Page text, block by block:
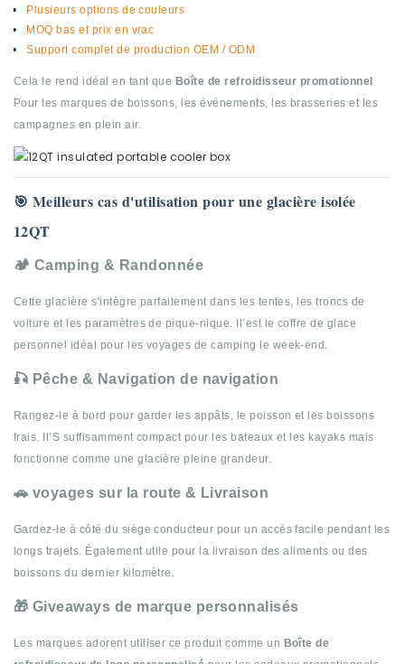
Plusieurs options de couleurs
MOQ bas et prix en vrac
Support complet de production OEM / ODM
Cela le rend idéal en tant que Boîte de refroidisseur promotionnel
Pour les marques de boissons, les événements, les brasseries et les
campagnes en plein air.
🎯 Meilleurs cas d'utilisation pour une glacière isolée
12QT
🏕️ Camping & Randonnée
Cette glacière s'intègre parfaitement dans les tentes, les troncs de
voiture et les paramètres de pique-nique. Il’est le coffre de glace
personnel idéal pour les voyages de camping le week-end.
🎣 Pêche & Navigation de navigation
Rangez-le à bord pour garder les appâts, le poisson et les boissons
frais. Il’S suffisamment compact pour les bateaux et les kayaks mais
fonctionne comme une glacière pleine grandeur.
🚗 voyages sur la route & Livraison
Gardez-le à côté du siège conducteur pour un accès facile pendant les
longs trajets. Également utile pour la livraison des aliments ou des
boissons du dernier kilomètre.
🎁 Giveaways de marque personnalisés
Les marques adorent utiliser ce produit comme un Boîte de